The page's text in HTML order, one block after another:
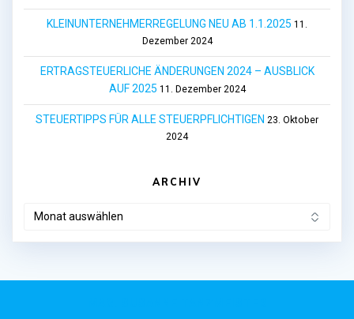
KLEINUNTERNEHMERREGELUNG NEU AB 1.1.2025 11.
Dezember 2024
ERTRAGSTEUERLICHE ÄNDERUNGEN 2024 – AUSBLICK
AUF 2025 11. Dezember 2024
STEUERTIPPS FÜR ALLE STEUERPFLICHTIGEN 23. Oktober
2024
ARCHIV